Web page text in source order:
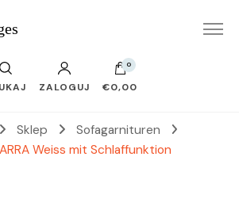
ZALOGUJ
0
€0,00
Sklep
Sofagarnituren
Weiss mit Schlaffunktion